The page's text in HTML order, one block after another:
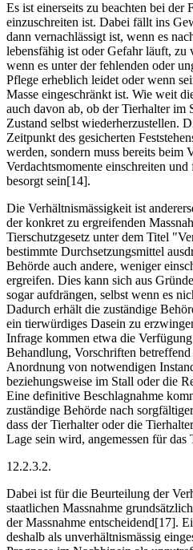
Es ist einerseits zu beachten bei der
einzuschreiten ist. Dabei fällt ins
dann vernachlässigt ist, wenn es
lebensfähig ist oder Gefahr läuft, zu
wenn es unter der fehlenden oder
Pflege erheblich leidet oder wenn
Masse eingeschränkt ist. Wie weit
auch davon ab, ob der Tierhalter im
Zustand selbst wiederherzustellen.
Zeitpunkt des gesicherten
werden, sondern muss bereits beim
Verdachtsmomente einschreiten
besorgt sein[14].
Die Verhältnismässigkeit ist
der konkret zu ergreifenden
Tierschutzgesetz unter dem Titel
bestimmte Durchsetzungsmittel
Behörde auch andere, weniger
ergreifen. Dies kann sich aus
sogar aufdrängen, selbst wenn es
Dadurch erhält die zuständige
ein tierwürdiges Dasein zu
Infrage kommen etwa die
Behandlung, Vorschriften
Anordnung von notwendigen
beziehungsweise im Stall oder die
Eine definitive Beschlagnahme
zuständige Behörde nach
dass der Tierhalter oder die
Lage sein wird, angemessen für das
12.2.3.2.
Dabei ist für die Beurteilung der
staatlichen Massnahme
der Massnahme entscheidend[17].
deshalb als unverhältnismässig